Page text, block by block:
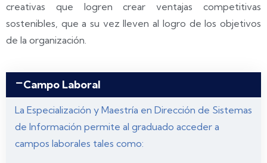
creativas que logren crear ventajas competitivas
sostenibles, que a su vez lleven al logro de los objetivos
de la organización.
Campo Laboral
La Especialización y Maestría en Dirección de Sistemas
de Información permite al graduado acceder a
campos laborales tales como: